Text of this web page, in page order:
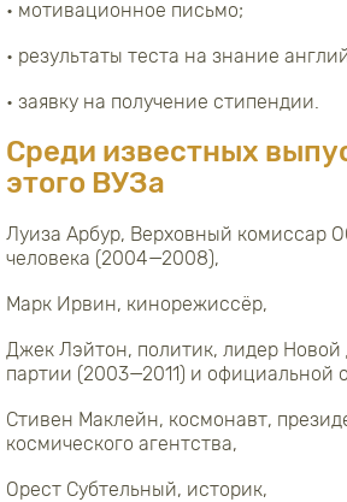
• мотивационное письмо;
• результаты теста на знание
• заявку на получение стипендии.
Среди известных
этого ВУЗа
Луиза Арбур, Верховный комиссар
человека (2004—2008),
Марк Ирвин, кинорежиссёр,
Джек Лэйтон, политик, лидер Новой
партии (2003—2011) и официальной
Стивен Маклейн, космонавт,
космического агентства,
Орест Субтельный, историк,